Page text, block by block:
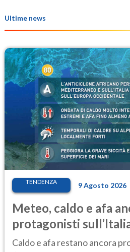
Ultime news
TENDENZA 9 Agosto 2026
Meteo, caldo e afa
protagonisti
Caldo e afa restano ancora